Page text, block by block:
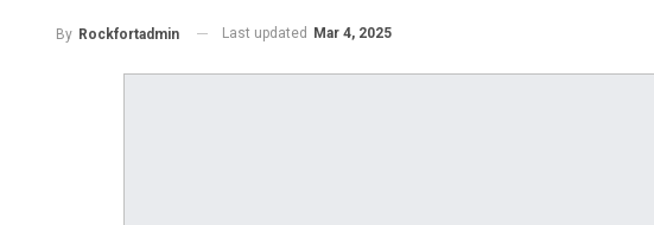
By Rockfortadmin Last updated Mar 4, 2025